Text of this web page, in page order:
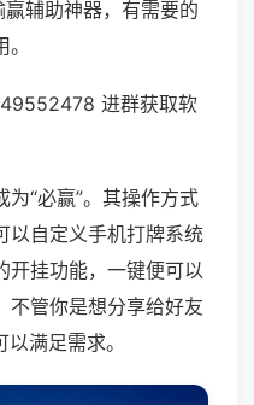
赢辅助神器，有需要的
进群获取软
“必赢”。其操作方式
以自定义手机打牌系统
开挂功能，一键便可以
不管你是想分享给好友
满足需求。